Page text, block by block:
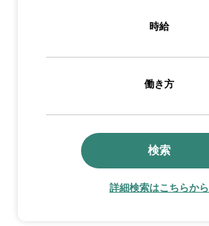
時給
働き方
検索
詳細検索はこちらから